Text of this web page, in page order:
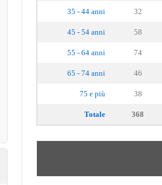
35 - 44 anni 32
45 - 54 anni 58
55 - 64 anni 74
65 - 74 anni 46
75 e più 38
Totale 368